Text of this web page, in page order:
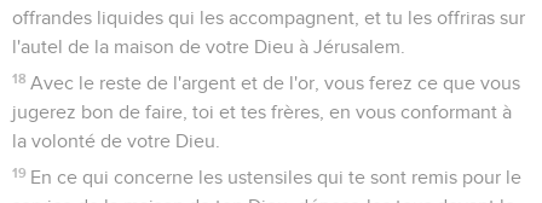
offrandes liquides qui les accompagnent, et tu les offriras sur
l'autel de la maison de votre Dieu à Jérusalem.
18 Avec le reste de l'argent et de l'or, vous ferez ce que vous
jugerez bon de faire, toi et tes frères, en vous conformant à
la volonté de votre Dieu.
19 En ce qui concerne les ustensiles qui te sont remis pour le